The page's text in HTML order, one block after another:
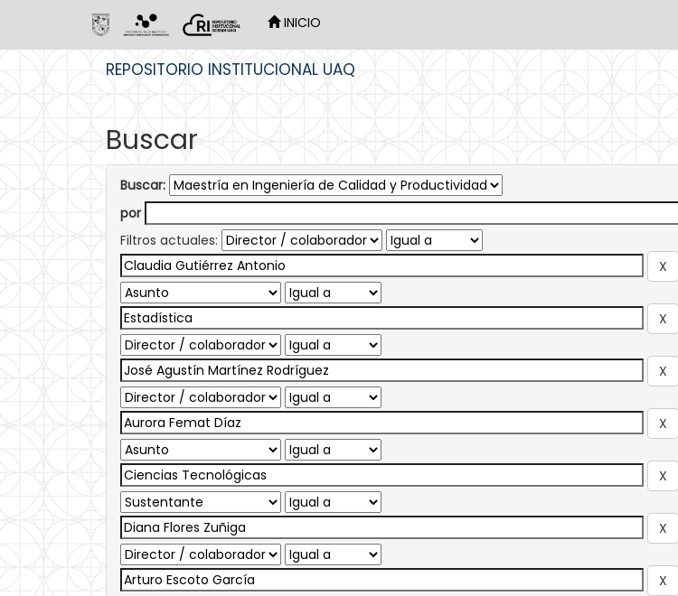
INICIO
REPOSITORIO INSTITUCIONAL UAQ
Buscar
Buscar:
por
Filtros actuales: